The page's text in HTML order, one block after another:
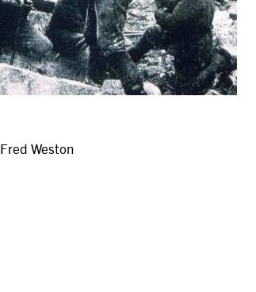
Fred Weston